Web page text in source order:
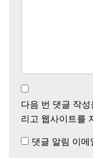
다음 번 댓글 작
리고 웹사이트를
댓글 알림 이메